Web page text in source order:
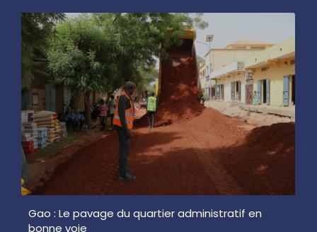
Gao : Le pavage du quartier administratif en
bonne voie